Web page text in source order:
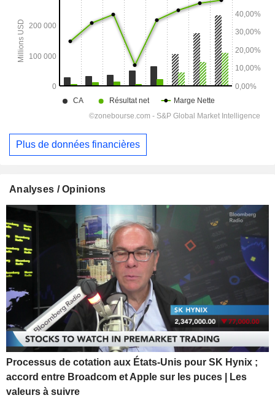
Plus de données financières
Analyses / Opinions
Processus de cotation aux États-Unis pour SK Hynix ;
accord entre Broadcom et Apple sur les puces | Les
valeurs à suivre